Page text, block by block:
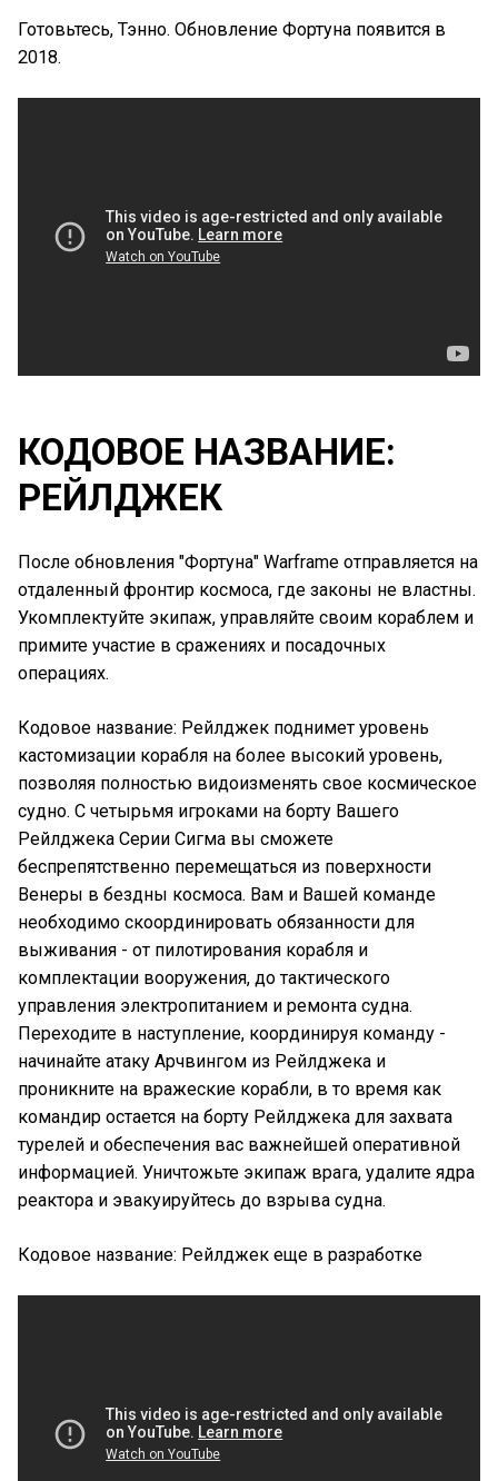
Готовьтесь, Тэнно. Обновление Фортуна появится в
2018.
КОДОВОЕ НАЗВАНИЕ:
РЕЙЛДЖЕК
После обновления "Фортуна" Warframe отправляется на
отдаленный фронтир космоса, где законы не властны.
Укомплектуйте экипаж, управляйте своим кораблем и
примите участие в сражениях и посадочных
операциях.
Кодовое название: Рейлджек поднимет уровень
кастомизации корабля на более высокий уровень,
позволяя полностью видоизменять свое космическое
судно. С четырьмя игроками на борту Вашего
Рейлджека Серии Сигма вы сможете
беспрепятственно перемещаться из поверхности
Венеры в бездны космоса. Вам и Вашей команде
необходимо скоординировать обязанности для
выживания - от пилотирования корабля и
комплектации вооружения, до тактического
управления электропитанием и ремонта судна.
Переходите в наступление, координируя команду -
начинайте атаку Арчвингом из Рейлджека и
проникните на вражеские корабли, в то время как
командир остается на борту Рейлджека для захвата
турелей и обеспечения вас важнейшей оперативной
информацией. Уничтожьте экипаж врага, удалите ядра
реактора и эвакуируйтесь до взрыва судна.
Кодовое название: Рейлджек еще в разработке